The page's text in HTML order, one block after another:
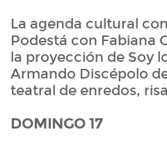
La agenda cultural
Podestá con Fabiana
la proyección de Soy
Armando Discépolo
teatral de enredos,
DOMINGO 17